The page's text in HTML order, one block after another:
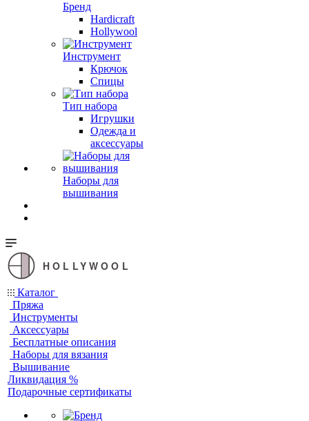
Бренд
Hardicraft
Hollywool
Инструмент
Крючок
Спицы
Тип набора
Игрушки
Одежда и
аксессуары
Наборы для
вышивания
HOLLYWOOL
Каталог
Пряжа
Инструменты
Аксессуары
Бесплатные описания
Наборы для вязания
Вышивание
Ликвидация %
Подарочные сертификаты